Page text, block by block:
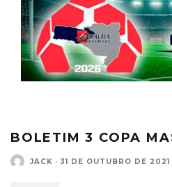
BOLETIM 3 COPA
JACK · 31 DE OUTUBRO DE 2021